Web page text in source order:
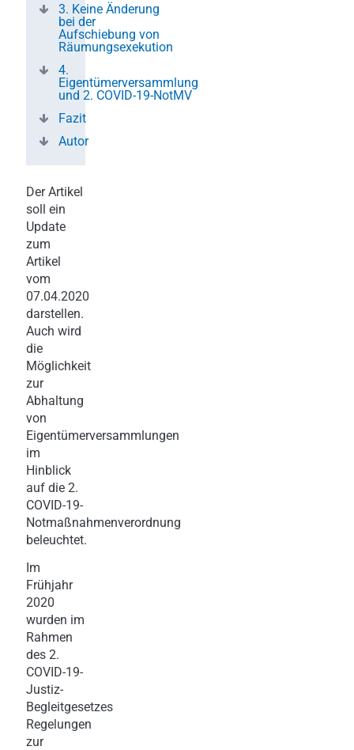
3. Keine Änderung
bei der
Aufschiebung von
Räumungsexekution
4.
Eigentümerversammlung
und 2. COVID-19-NotMV
Fazit
Autor
Der Artikel
soll ein
Update
zum
Artikel
vom
07.04.2020
darstellen.
Auch wird
die
Möglichkeit
zur
Abhaltung
von
Eigentümerversammlungen
im
Hinblick
auf die 2.
COVID-19-
Notmaßnahmenverordnung
beleuchtet.
Im
Frühjahr
2020
wurden im
Rahmen
des 2.
COVID-19-
Justiz-
Begleitgesetzes
Regelungen
zur